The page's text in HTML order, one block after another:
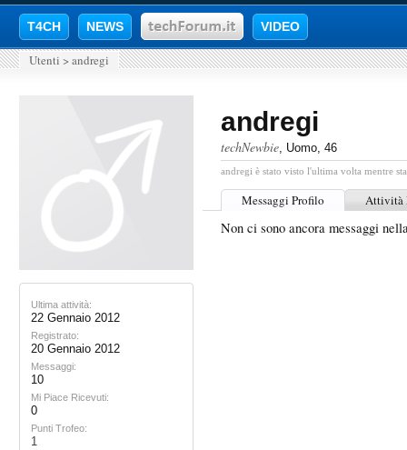
T4CH NEWS VIDEO
Utenti > andregi
Ultima attività:
22 Gennaio 2012
Registrato:
20 Gennaio 2012
Messaggi:
10
Mi Piace Ricevuti:
0
Punti Trofeo:
1
andregi
techNewbie, Uomo, 46
andregi è stato visto l'ultima volta mentre
Messaggi Profilo Attività
Non ci sono ancora messaggi